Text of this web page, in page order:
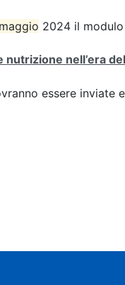
maggio 2024 il modulo
nell’era
essere inviate